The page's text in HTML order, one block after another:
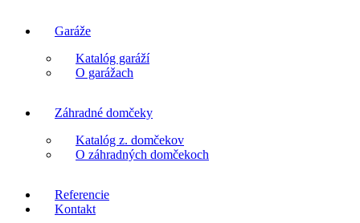
Garáže
Katalóg garáží
O garážach
Záhradné domčeky
Katalóg z. domčekov
O záhradných domčekoch
Referencie
Kontakt